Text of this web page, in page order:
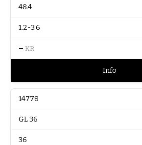
48.4
1.2-3.6
– KR
Info
14778
GL 36
36